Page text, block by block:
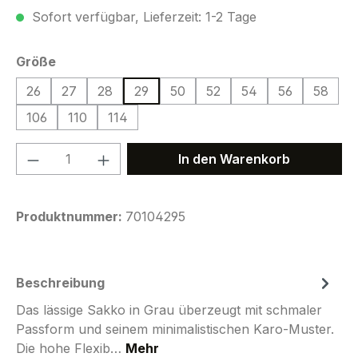
Sofort verfügbar, Lieferzeit: 1-2 Tage
Größeauswählen
26
27 28 29 50 52 54 56
58
106
110 114
Produkt Anzahl: Gib denIn den Warenkorb
Produktnummer: 70104295
Beschreibung
Das lässige Sakko in Grau überzeugt mit schmaler
Passform und seinem minimalistischen Karo-Muster.
Die hohe Flexib… Mehr